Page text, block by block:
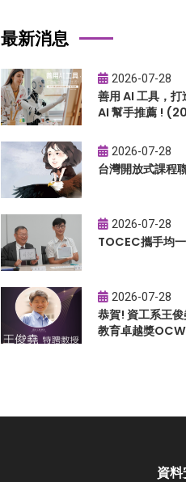
最新消息
2026-07-28
善用 AI 工具，
AI 幫手推薦 !
2026-07-28
台灣開放式課程
2026-07-28
TOCEC攜手均
2026-07-28
恭賀! 資工系王
教育卓越獎
資